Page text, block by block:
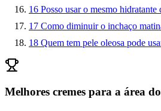
16 Posso usar o mesmo
17 Como diminuir o inchaço
18 Quem tem pele oleosa pode
Melhores cremes para a área